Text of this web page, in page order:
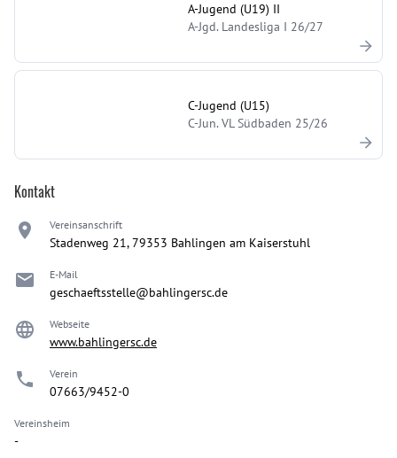
A-Jugend (U19) II
A-Jgd. Landesliga I 26/27
C-Jugend (U15)
C-Jun. VL Südbaden 25/26
Kontakt
Vereinsanschrift
Stadenweg 21, 79353 Bahlingen am Kaiserstuhl
E-Mail
geschaeftsstelle@bahlingersc.de
Webseite
www.bahlingersc.de
Verein
07663/9452-0
Vereinsheim
-